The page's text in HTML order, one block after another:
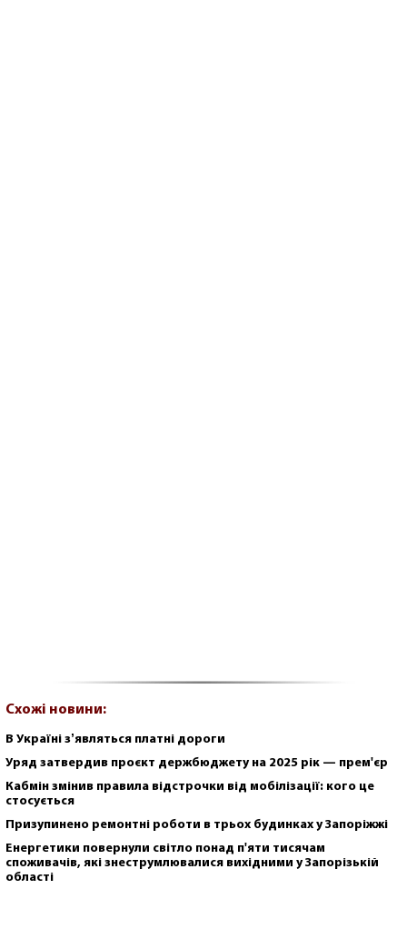
Схожі новини:
В Україні зʼявляться платні дороги
Уряд затвердив проєкт держбюджету на 2025 рік — прем'єр
Кабмін змінив правила відстрочки від мобілізації: кого це
стосується
Призупинено ремонтні роботи в трьох будинках у Запоріжжі
Енергетики повернули світло понад п'яти тисячам
споживачів, які знеструмлювалися вихідними у Запорізькій
області